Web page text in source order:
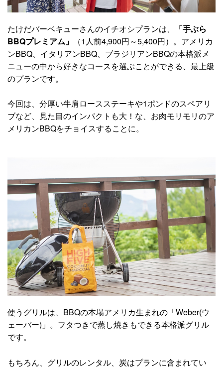
たけだバーベキューさんのイチオシプランは、
「手ぶら
BBQプレミアム」
（1人前4,900円～5,400円）。アメリカ
ンBBQ、イタリアンBBQ、ブラジリアンBBQの本格派メ
ニューの中から好きなコースを選ぶことができる、最上級
のプランです。
今回は、分厚い牛肩ロースステーキや1ポンドのスペアリ
ブなど、見た目のインパクトも大！な、お肉モリモリのア
メリカンBBQをチョイスすることに。
使うグリルは、BBQの本場アメリカ生まれの「Weber(ウ
ェーバー)」。フタつきで蒸し焼きもできる本格派グリル
です。
もちろん、グリルのレンタル、炭はプランに含まれてい